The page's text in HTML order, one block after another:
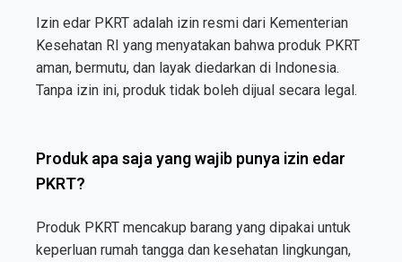
Izin edar PKRT adalah izin resmi dari Kementerian
Kesehatan RI yang menyatakan bahwa produk PKRT
aman, bermutu, dan layak diedarkan di Indonesia.
Tanpa izin ini, produk tidak boleh dijual secara legal.
Produk apa saja yang wajib punya izin edar
PKRT?
Produk PKRT mencakup barang yang dipakai untuk
keperluan rumah tangga dan kesehatan lingkungan,